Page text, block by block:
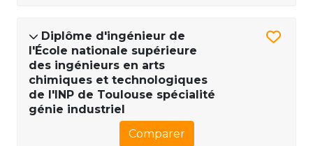
Diplôme d'ingénieur de
l'École nationale supérieure
des ingénieurs en arts
chimiques et technologiques
de l'INP de Toulouse spécialité
génie industriel
Comparer